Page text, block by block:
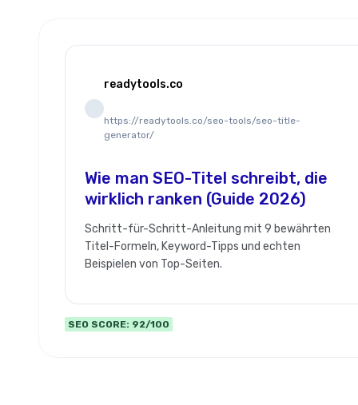
readytools.co
https://readytools.co/seo-tools/seo-title-
generator/
Wie man SEO-Titel schreibt, die
wirklich ranken (Guide 2026)
Schritt-für-Schritt-Anleitung mit 9 bewährten
Titel-Formeln, Keyword-Tipps und echten
Beispielen von Top-Seiten.
SEO SCORE: 92/100